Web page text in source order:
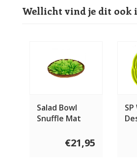
Wellicht vind je dit ook
Salad Bowl
Snuffle Mat
€21,95